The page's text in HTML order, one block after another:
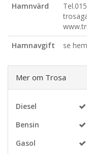
Hamnvärd
Hamnavgift
se
Mer om Trosa
Diesel
Bensin
Gasol